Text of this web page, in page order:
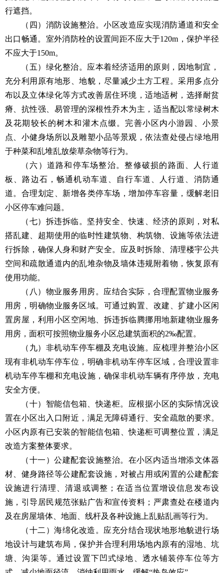
行遮挡。
（四）消防设施整治。小区改造应实现消防通道和安全
出口畅通。室外消防栓的设置间距不应大于120m，保护半径
不应大于150m。
（五）绿化整治。应本着经济适用的原则，因地制宜，
充分利用原有地形、地貌，尽量减少土方工程。采用多点分
布以及立体绿化等方式改善居住环境，适地适树，选择耐贫
瘠、抗性强、易管理的深根性乔木为主，适当配以常绿树木
及花期较长的树木和灌木点缀。完善小区内小游园、小景
点、小健身场所以及雕塑小品等景观，依法查处侵占绿地用
于种菜和乱堆乱放柴草杂物等行为。
（六）道路和停车场整治。整修破损的路面、人行道
板、路边石，畅通机动车道、自行车道、人行道、消防通
道。合理划定、新增各类停车场，增加停车容量，缓解老旧
小区停车难问题。
（七）拆违拆临。坚持安全、快速、经济的原则，对私
搭乱建、超期使用的临时性建筑物、构筑物、设施等依法进
行拆除，确保人身和财产安全。应及时拆除、清理楼宇公共
空间和疏散通道内的乱堆杂物及墙体违规附着物，恢复原有
使用功能。
（八）物业服务用房。应结合实际，合理配置物业服务
用房，明确物业服务区域。可通过购置、改建、扩建小区闲
置房屋，利用小区空闲地、拆违拆临腾挪用地新建物业服务
用房，面积可按照物业服务小区总建筑面积的2‰配置。
（九）非机动车停车棚及充电设施。应梳理并整治小区
现有非机动车停车位，明确非机动车停车区域，合理设置非
机动车停车棚和充电设施，确保非机动车辆有序停放，充电
安全方便。
（十）智能信包箱、快递柜。应根据小区的实际情况设
置在小区出入口附近，满足无障碍通行、安全疏散的要求。
小区内原有已安装的智能信包箱、快递柜可调整位置，满足
改造方案整体要求。
（十一）公建配套设施整治。在小区内适当增添文体器
材、健身路径等公建配套设施，对被占用或闲置的公建配套
设施进行清理、清退或调整；在适当位置增设信息发布设
施，引导居民规范张贴广告和宣传资料；严肃查处在楼道内
及在房屋墙体、地面、线杆及各种设施上乱贴乱画等行为。
（十二）海绵化改造。应充分结合现状地形地貌进行场
地设计与建筑布局，保护并合理利用场地内原有的湿地、坑
塘、沟渠等。通过设置下凹式绿地、透水铺装停车位等方